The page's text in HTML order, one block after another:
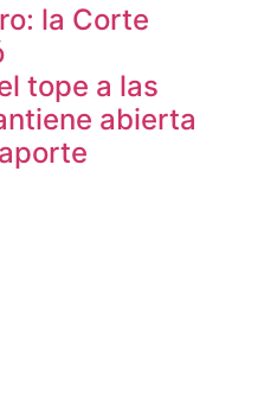
la Corte
tope a las
abierta